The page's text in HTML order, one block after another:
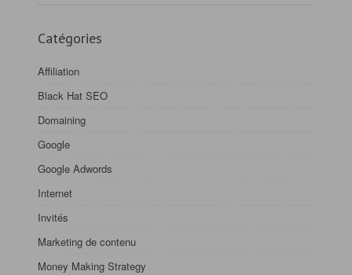
Catégories
Affiliation
Black Hat SEO
Domaining
Google
Google Adwords
Internet
Invités
Marketing de contenu
Money Making Strategy